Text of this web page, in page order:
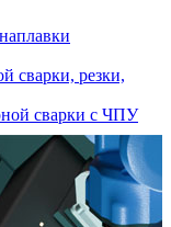
сварки, резки,
сварки с ЧПУ